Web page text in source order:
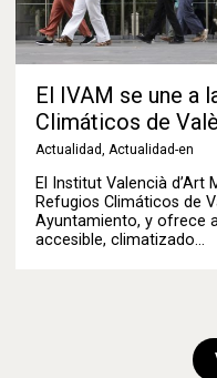
El IVAM se une a
Climáticos de
Actualidad, Actualidad-en
El Institut Valencià d’Art
Refugios Climáticos de
Ayuntamiento, y ofrece
accesible, climatizado…